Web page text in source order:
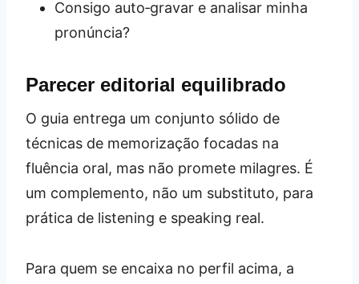
Consigo auto‑gravar e analisar minha
pronúncia?
Parecer editorial equilibrado
O guia entrega um conjunto sólido de
técnicas de memorização focadas na
fluência oral, mas não promete milagres. É
um complemento, não um substituto, para
prática de listening e speaking real.
Para quem se encaixa no perfil acima, a